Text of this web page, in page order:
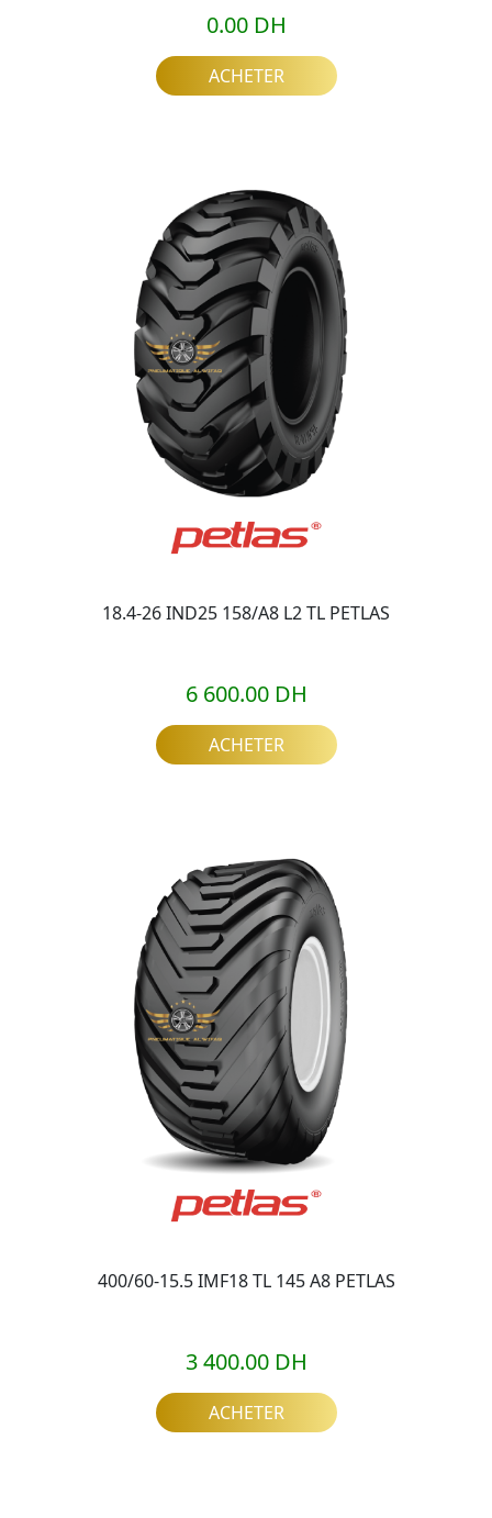
0.00 DH
ACHETER
18.4-26 IND25 158/A8 L2 TL PETLAS
6 600.00 DH
ACHETER
400/60-15.5 IMF18 TL 145 A8 PETLAS
3 400.00 DH
ACHETER